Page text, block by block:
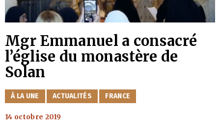
Mgr Emmanuel a consacré
l’église du monastère de
Solan
CATÉGORIES
À LA UNE ACTUALITÉS FRANCE
14 octobre 2019